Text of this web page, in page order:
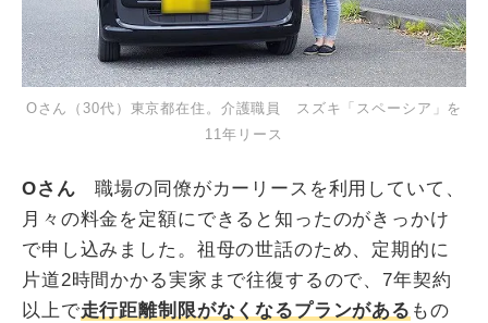
Oさん（30代）東京都在住。介護職員 スズキ「スペーシア」を
11年リース
Oさん 職場の同僚がカーリースを利用していて、
月々の料金を定額にできると知ったのがきっかけ
で申し込みました。祖母の世話のため、定期的に
片道2時間かかる実家まで往復するので、7年契約
以上で走行距離制限がなくなるプランがある もの